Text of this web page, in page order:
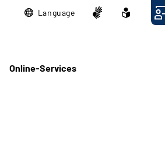
Language
Online-Services